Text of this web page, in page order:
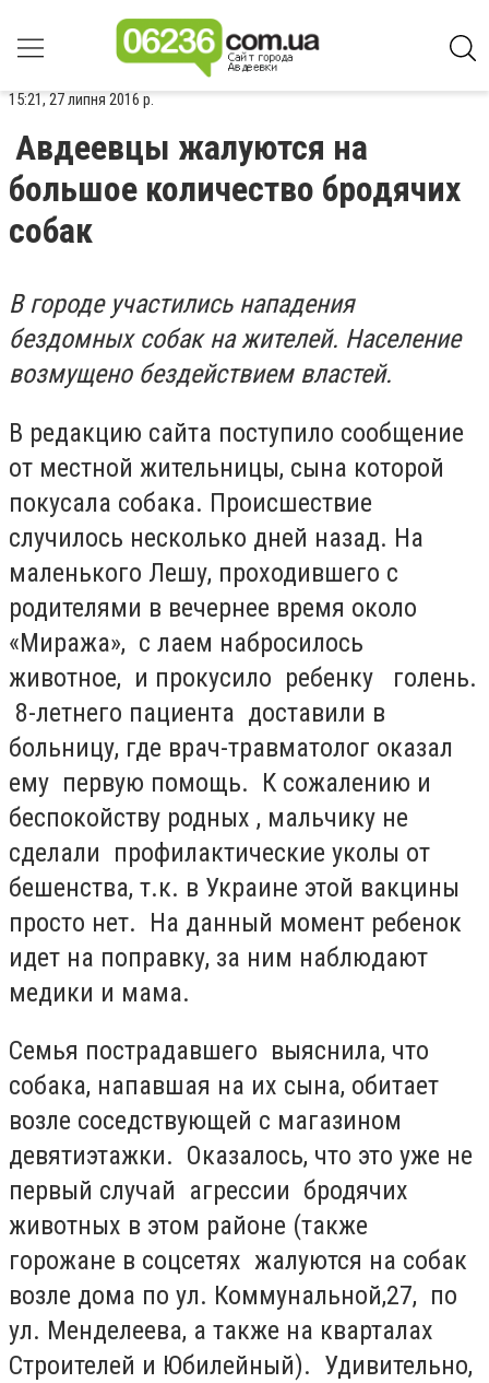
15:21, 27 липня 2016 р.
Авдеевцы жалуются на
большое количество бродячих
собак
В городе участились нападения
бездомных собак на жителей. Население
возмущено бездействием властей.
В редакцию сайта поступило сообщение
от местной жительницы, сына которой
покусала собака. Происшествие
случилось несколько дней назад. На
маленького Лешу, проходившего с
родителями в вечернее время около
«Миража», с лаем набросилось
животное, и прокусило ребенку голень.
8-летнего пациента доставили в
больницу, где врач-травматолог оказал
ему первую помощь. К сожалению и
беспокойству родных , мальчику не
сделали профилактические уколы от
бешенства, т.к. в Украине этой вакцины
просто нет. На данный момент ребенок
идет на поправку, за ним наблюдают
медики и мама.
Семья пострадавшего выяснила, что
собака, напавшая на их сына, обитает
возле соседствующей с магазином
девятиэтажки. Оказалось, что это уже не
первый случай агрессии бродячих
животных в этом районе (также
горожане в соцсетях жалуются на собак
возле дома по ул. Коммунальной,27, по
ул. Менделеева, а также на кварталах
Строителей и Юбилейный). Удивительно,